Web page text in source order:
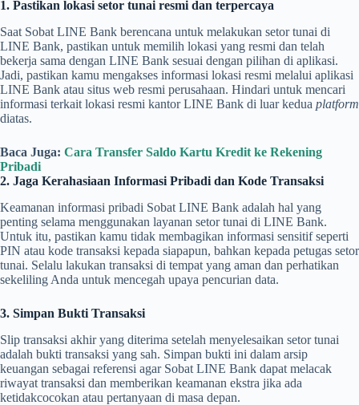
1. Pastikan lokasi setor tunai resmi dan terpercaya
Saat Sobat LINE Bank berencana untuk melakukan setor tunai di
LINE Bank, pastikan untuk memilih lokasi yang resmi dan telah
bekerja sama dengan LINE Bank sesuai dengan pilihan di aplikasi.
Jadi, pastikan kamu mengakses informasi lokasi resmi melalui aplikasi
LINE Bank atau situs web resmi perusahaan. Hindari untuk mencari
informasi terkait lokasi resmi kantor LINE Bank di luar kedua platform
diatas.
Baca Juga: Cara Transfer Saldo Kartu Kredit ke Rekening
Pribadi
2. Jaga Kerahasiaan Informasi Pribadi dan Kode Transaksi
Keamanan informasi pribadi Sobat LINE Bank adalah hal yang
penting selama menggunakan layanan setor tunai di LINE Bank.
Untuk itu, pastikan kamu tidak membagikan informasi sensitif seperti
PIN atau kode transaksi kepada siapapun, bahkan kepada petugas setor
tunai. Selalu lakukan transaksi di tempat yang aman dan perhatikan
sekeliling Anda untuk mencegah upaya pencurian data.
3. Simpan Bukti Transaksi
Slip transaksi akhir yang diterima setelah menyelesaikan setor tunai
adalah bukti transaksi yang sah. Simpan bukti ini dalam arsip
keuangan sebagai referensi agar Sobat LINE Bank dapat melacak
riwayat transaksi dan memberikan keamanan ekstra jika ada
ketidakcocokan atau pertanyaan di masa depan.